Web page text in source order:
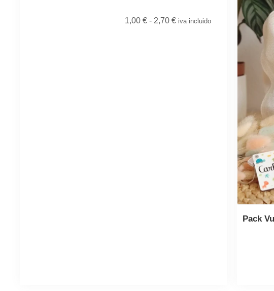
1,00 € - 2,70 € iva incluido
Pack